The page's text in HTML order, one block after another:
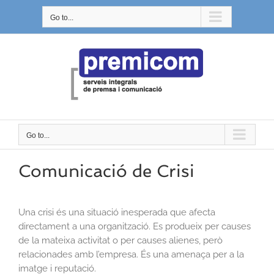
content
Go to...
Go to...
Comunicació de Crisi
Una crisi és una situació inesperada que afecta
directament a una organització. Es produeix per causes
de la mateixa activitat o per causes alienes, però
relacionades amb l’empresa. És una amenaça per a la
imatge i reputació.